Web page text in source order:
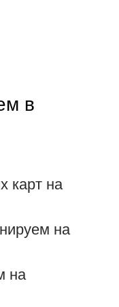
в
карт на
на
на